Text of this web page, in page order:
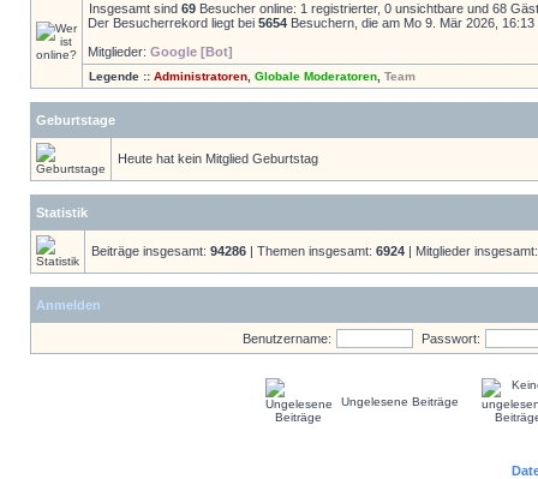
Insgesamt sind 69 Besucher online: 1 registrierter, 0 unsichtbare und 68
Der Besucherrekord liegt bei 5654 Besuchern, die am Mo 9. Mär 2026,
Mitglieder: Google [Bot]
Legende :: Administratoren Globale Moderatoren Team
Geburtstage
Heute hat kein Mitglied Geburtstag
Statistik
Beiträge insgesamt: 94286 | Themen insgesamt: 6924 | Mitglieder
Anmelden
Benutzername: Passwort:
Ungelesene Beiträge